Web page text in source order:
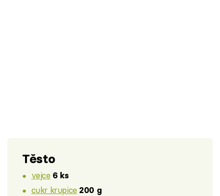
Těsto
vejce 6 ks
cukr krupice 200 g